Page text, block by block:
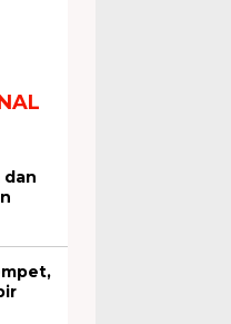
dan